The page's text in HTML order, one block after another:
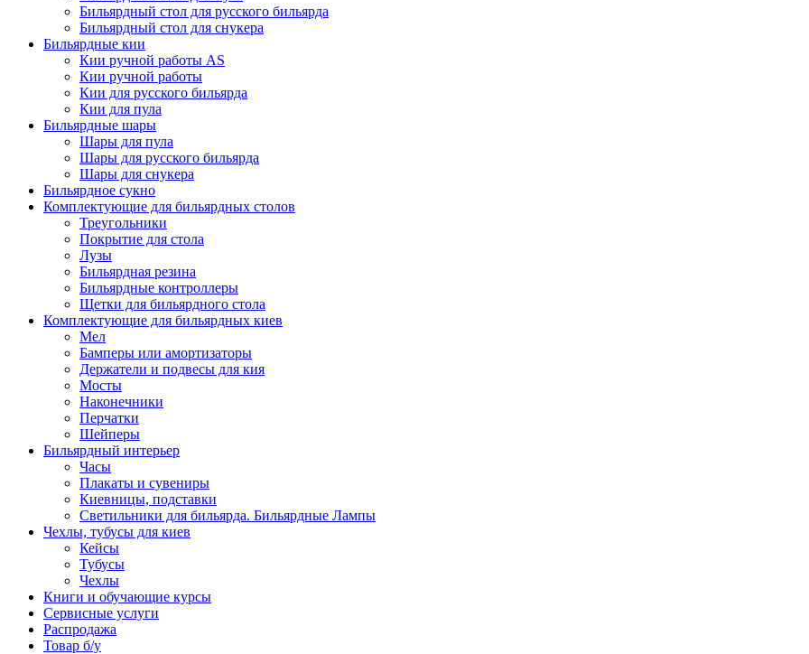
Бильярдный стол для русского бильярда
Бильярдный стол для снукера
Бильярдные кии
Кии ручной работы AS
Кии ручной работы
Кии для русского бильярда
Кии для пула
Бильярдные шары
Шары для пула
Шары для русского бильярда
Шары для снукера
Бильярдное сукно
Комплектующие для бильярдных столов
Треугольники
Покрытие для стола
Лузы
Бильярдная резина
Бильярдные контроллеры
Щетки для бильярдного стола
Комплектующие для бильярдных киев
Мел
Бамперы или амортизаторы
Держатели и подвесы для кия
Мосты
Наконечники
Перчатки
Шейперы
Бильярдный интерьер
Часы
Плакаты и сувениры
Киевницы, подставки
Светильники для бильярда. Бильярдные Лампы
Чехлы, тубусы для киев
Кейсы
Тубусы
Чехлы
Книги и обучающие курсы
Сервисные услуги
Распродажа
Товар б/у